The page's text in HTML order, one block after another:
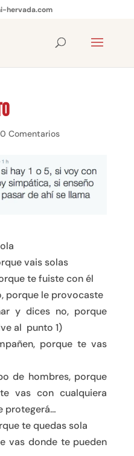
hervada.com
0 Comentarios
vais solas
te fuiste con él
porque le provocaste
y dices no, porque
al punto 1)
porque te vas
de hombres, porque
vas con cualquiera
protegerá…
te quedas sola
vas donde te pueden